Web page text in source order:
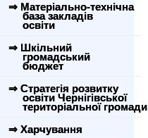
⇒ Матеріально-технічна
база закладів
освіти
⇒ Шкільний
громадський
бюджет
⇒ Стратегія розвитку
освіти Чернігівської
територіальної громади
⇒ Харчування